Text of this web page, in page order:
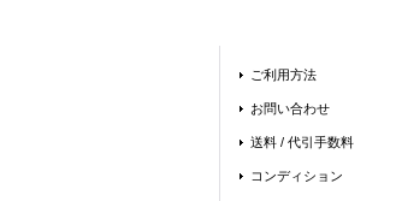
ご利用方法
お問い合わせ
送料 / 代引手数料
コンディション